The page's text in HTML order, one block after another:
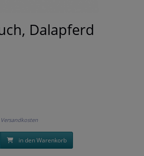
Dalapferd
Versandkosten
in den Warenkorb